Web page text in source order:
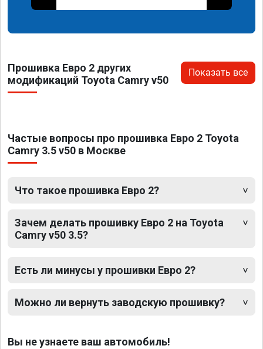
Прошивка Евро 2 других
модификаций Toyota Camry v50
Показать все
Частые вопросы про прошивка Евро 2 Toyota
Camry 3.5 v50 в Москве
Что такое прошивка Евро 2?
Зачем делать прошивку Евро 2 на Toyota
Camry v50 3.5?
Есть ли минусы у прошивки Евро 2?
Можно ли вернуть заводскую прошивку?
Вы не узнаете ваш автомобиль!